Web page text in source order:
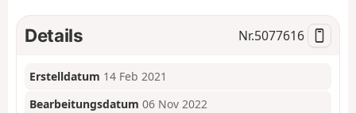
o
Details Nr.5077616
Erstelldatum 14 Feb 2021
Bearbeitungsdatum 06 Nov 2022